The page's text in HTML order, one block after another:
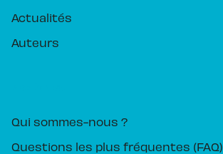
Actualités
Auteurs
Qui sommes-nous ?
Questions les plus fréquentes (FAQ)